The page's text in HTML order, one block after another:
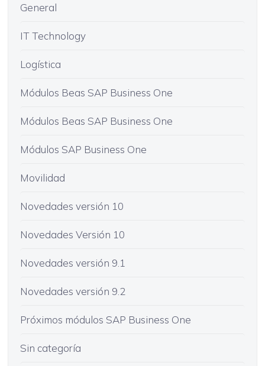
General
IT Technology
Logística
Módulos Beas SAP Business One
Módulos Beas SAP Business One
Módulos SAP Business One
Movilidad
Novedades versión 10
Novedades Versión 10
Novedades versión 9.1
Novedades versión 9.2
Próximos módulos SAP Business One
Sin categoría